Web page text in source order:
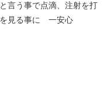
言う事で点滴、注射を打
見る事に 一安心